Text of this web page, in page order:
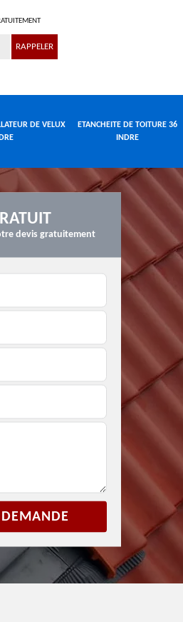
DE VELUX
ETANCHEITE DE TOITURE 36
INDRE
Réparateur
installateur de velux
36 Indre
devis gratuitement